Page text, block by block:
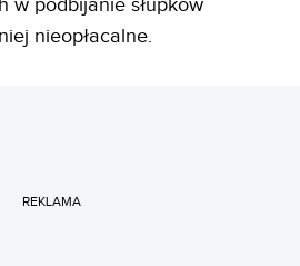
nieopłacalne.
REKLAMA